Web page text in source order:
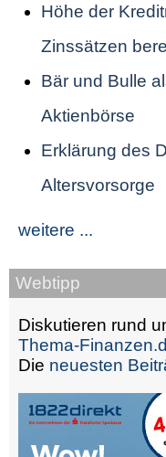
Höhe der
Zinssätzen
Bär und Bulle
Aktienbörse
Erklärung des
Altersvorsorge
weitere ...
Webtipp
Diskutieren rund
Thema-
Die neuesten